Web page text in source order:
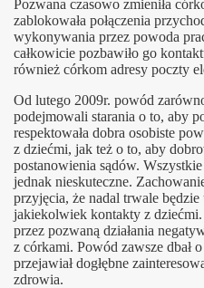
Pozwana czasowo zmieniła
zablokowała połączenia
wykonywania przez powoda
całkowicie pozbawiło go
również córkom adresy poczty
Od lutego 2009r. powód
podejmowali starania o to, aby
respektowała dobra osobiste
z dziećmi, jak też o to, aby
postanowienia sądów.
jednak nieskuteczne.
przyjęcia, że nadal trwale
jakiekolwiek kontakty z
przez pozwaną działania
z córkami. Powód zawsze dbał
przejawiał dogłębne
zdrowia.
spotkana w Sopocie
Dziecka Kamaka
dla SR w Tarnobrzegu
dla SR w Gdańsku